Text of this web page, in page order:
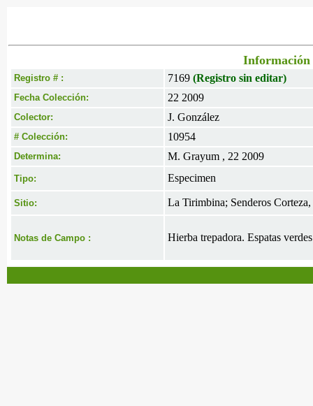
Información
Registro # : 7169 (Registro sin editar)
Fecha Colección: 22 2009
Colector: J. González
# Colección: 10954
Determina: M. Grayum , 22 2009
Tipo: Especimen
Sitio: La Tirimbina; Senderos
Notas de Campo : Hierba trepadora. Espatas